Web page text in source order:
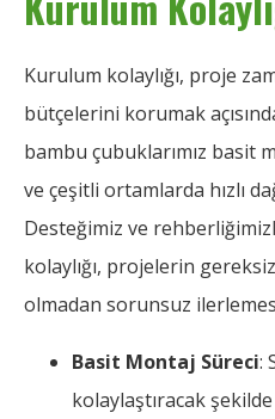
Kurulum kolaylığı, proje
bütçelerini korumak
bambu çubuklarımız basit
ve çeşitli ortamlarda hızlı
Desteğimiz ve
kolaylığı, projelerin
olmadan sorunsuz
Basit Montaj Süreci:
kolaylaştıracak